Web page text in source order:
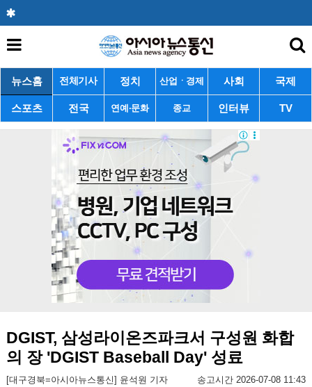
뉴스홈 전체기사 정치 산업ㆍ경제 사회 국제
스포츠 전국 연예·문화 종교 인터뷰 TV
DGIST, 삼성라이온즈파크서 구성원 화합
의 장 'DGIST Baseball Day' 성료
[대구경북=아시아뉴스통신] 윤석원 기자 송고시간 2026-07-08 11:43